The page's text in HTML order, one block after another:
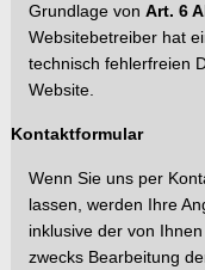
Grundlage von Art. 6
Websitebetreiber hat
technisch fehlerfreien
Website.
Kontaktformular
Wenn Sie uns per
lassen, werden Ihre
inklusive der von
zwecks Bearbeitung